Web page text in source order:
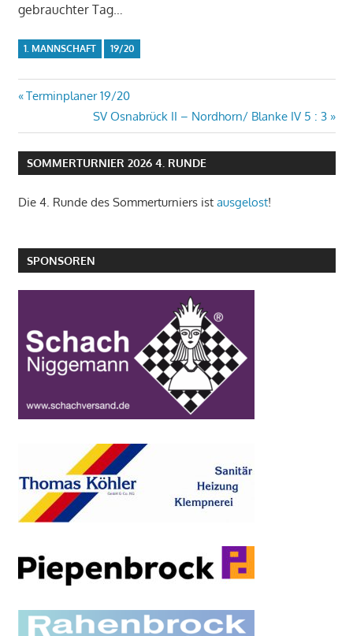
gebrauchter Tag…
1. MANNSCHAFT 19/20
Beitragsnavigation
Vorheriger
Terminplaner 19/20
Nächster
Beitrag:
SV Osnabrück II – Nordhorn/ Blanke IV 5 : 3
SOMMERTURNIER 2026 4. RUNDE
Die 4. Runde des Sommerturniers ist ausgelost!
SPONSOREN